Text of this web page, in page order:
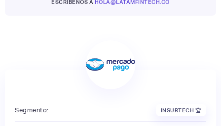
ESCRÍBENOS A HOLA@LATAMFINTECH.CO
Segmento: INSURTECH 🏆